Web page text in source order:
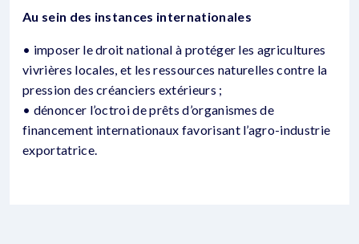
Au sein des instances internationales
• imposer le droit national à protéger les agricultures
vivrières locales, et les ressources naturelles contre la
pression des créanciers extérieurs ;
• dénoncer l’octroi de prêts d’organismes de
financement internationaux favorisant l’agro-industrie
exportatrice.